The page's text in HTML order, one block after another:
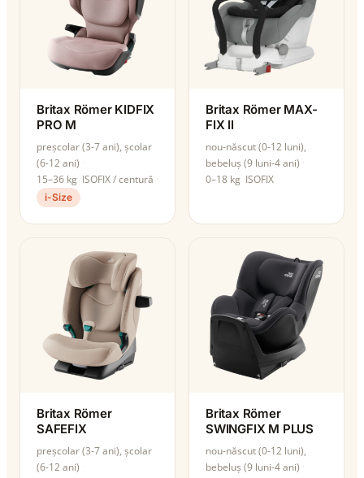
Britax Römer KIDFIX
PRO M
preșcolar (3-7 ani), școlar
(6-12 ani)
15–36 kg ISOFIX / centură
i-Size
Britax Römer MAX-
FIX II
nou-născut (0-12 luni),
bebeluș (9 luni-4 ani)
0–18 kg ISOFIX
Britax Römer
SAFEFIX
preșcolar (3-7 ani), școlar
(6-12 ani)
Britax Römer
SWINGFIX M PLUS
nou-născut (0-12 luni),
bebeluș (9 luni-4 ani)